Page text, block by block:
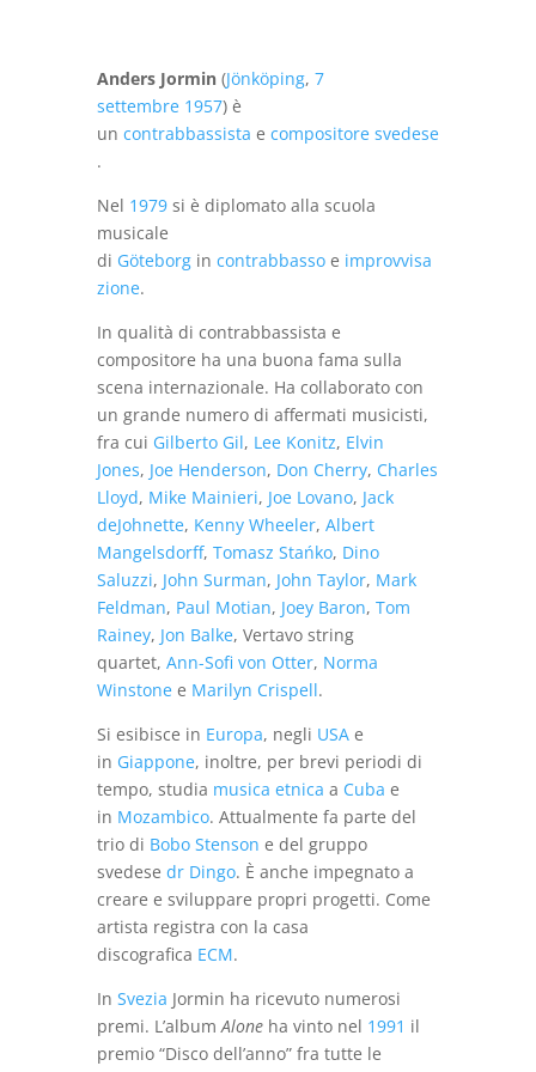
Anders Jormin(Jönköping, 7
settembre 1957) è
un contrabbassista e compositore svedese
.
Nel 1979 si è diplomato alla scuola
musicale
di Göteborg in contrabbasso e improvvisa
zione.
In qualità di contrabbassista e
compositore ha una buona fama sulla
scena internazionale. Ha collaborato con
un grande numero di affermati musicisti,
fra cui Gilberto Gil, Lee Konitz, Elvin
Jones, Joe Henderson, Don Cherry, Charles
Lloyd, Mike Mainieri, Joe Lovano, Jack
deJohnette, Kenny Wheeler, Albert
Mangelsdorff, Tomasz Stańko, Dino
Saluzzi, John Surman, John Taylor, Mark
Feldman, Paul Motian, Joey Baron, Tom
Rainey, Jon Balke, Vertavo string
quartet, Ann-Sofi von Otter, Norma
Winstone e Marilyn Crispell.
Si esibisce in Europa, negli USA e
in Giappone, inoltre, per brevi periodi di
tempo, studia musica etnica a Cuba e
in Mozambico. Attualmente fa parte del
trio di Bobo Stenson e del gruppo
svedese dr Dingo. È anche impegnato a
creare e sviluppare propri progetti. Come
artista registra con la casa
discografica ECM.
In Svezia Jormin ha ricevuto numerosi
premi. L’album Alone ha vinto nel 1991 il
premio “Disco dell’anno” fra tutte le